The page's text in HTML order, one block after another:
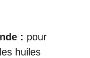
: pour
huiles